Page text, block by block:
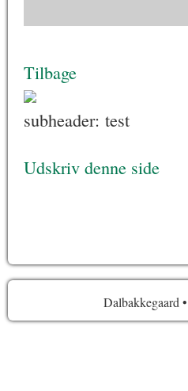
Tilbage
subheader: test
Udskriv denne side
Dalbakkegaard